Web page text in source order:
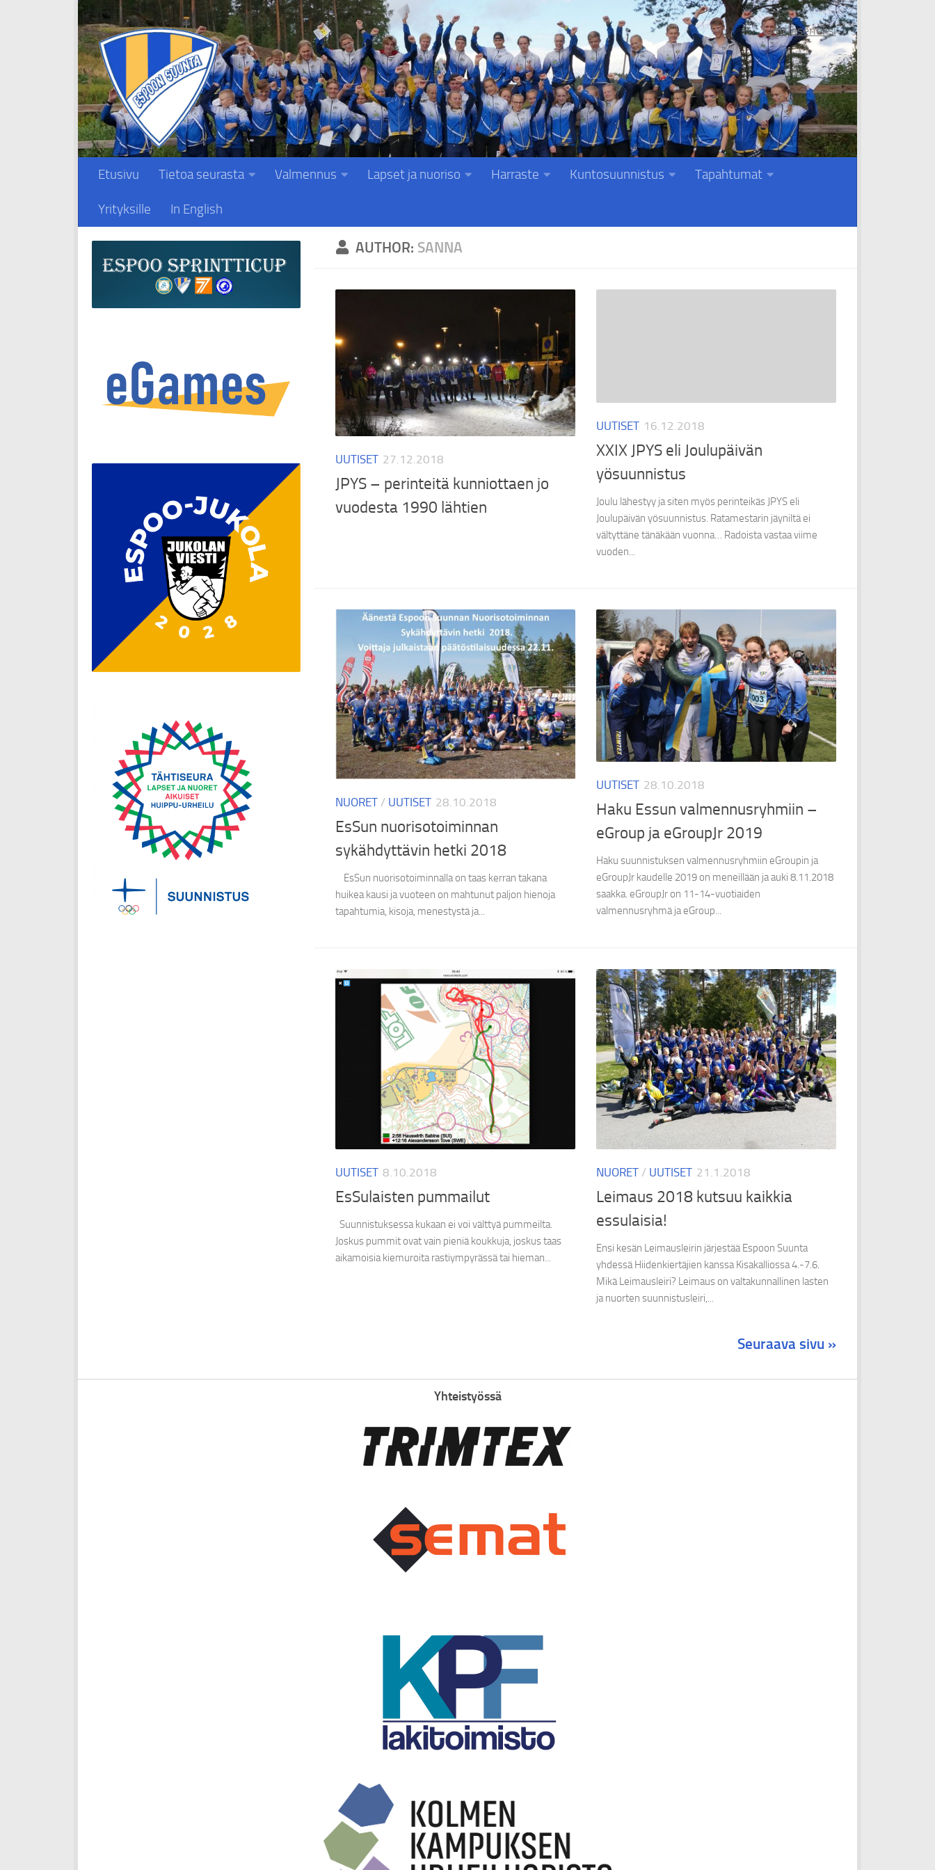
Skip to content
Liity jäseneksi
Etusivu Tietoa seurasta Valmennus Lapset ja nuoriso Harraste Kuntosuunnistus Tapahtumat
Yrityksille In English
AUTHOR: SANNA
UUTISET 27.12.2018
JPYS – perinteitä kunniottaen jo
vuodesta 1990 lähtien
UUTISET 16.12.2018
XXIX JPYS eli Joulupäivän
yösuunnistus
Joulu lähestyy ja siten myös perinteikäs JPYS eli
Joulupäivän yösuunnistus. Ratamestarin jäyniltä ei
vältyttäne tänäkään vuonna… Radoista vastaa viime
vuoden...
NUORET / UUTISET 28.10.2018
EsSun nuorisotoiminnan
sykähdyttävin hetki 2018
EsSun nuorisotoiminnalla on taas kerran takana
huikea kausi ja vuoteen on mahtunut paljon hienoja
tapahtumia, kisoja, menestystä ja...
UUTISET 28.10.2018
Haku Essun valmennusryhmiin –
eGroup ja eGroupJr 2019
Haku suunnistuksen valmennusryhmiin eGroupin ja
eGroupJr kaudelle 2019 on meneillään ja auki 8.11.2018
saakka. eGroupJr on 11-14-vuotiaiden
valmennusryhmä ja eGroup...
UUTISET 8.10.2018
EsSulaisten pummailut
Suunnistuksessa kukaan ei voi välttyä pummeilta.
Joskus pummit ovat vain pieniä koukkuja, joskus taas
aikamoisia kiemuroita rastiympyrässä tai hieman...
NUORET / UUTISET 21.1.2018
Leimaus 2018 kutsuu kaikkia
essulaisia!
Ensi kesän Leimausleirin järjestää Espoon Suunta
yhdessä Hiidenkiertäjien kanssa Kisakalliossa 4.-7.6.
Mikä Leimausleiri? Leimaus on valtakunnallinen lasten
ja nuorten suunnistusleiri,...
Seuraava sivu »
Yhteistyössä